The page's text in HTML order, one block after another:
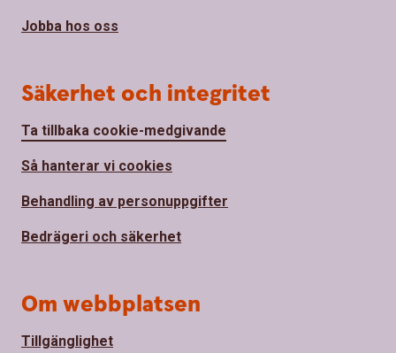
Jobba hos oss
Säkerhet och integritet
Ta tillbaka cookie-medgivande
Så hanterar vi cookies
Behandling av personuppgifter
Bedrägeri och säkerhet
Om webbplatsen
Tillgänglighet